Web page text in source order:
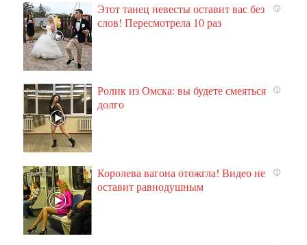
i
Этот танец невесты оставит вас без
слов! Пересмотрела 10 раз
i
Ролик из Омска: вы будете смеяться
долго
i
Королева вагона отожгла! Видео не
оставит равнодушным